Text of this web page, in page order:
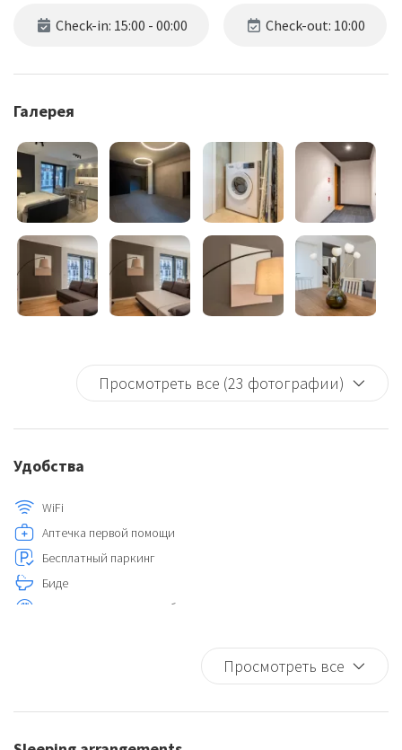
Check-in: 15:00 - 00:00 Check-out: 10:00
Галерея
Просмотреть все (23 фотографии)
Удобства
WiFi
Аптечка первой помощи
Бесплатный паркинг
Биде
Блюда и столовое серебро
Детектор дыма
Просмотреть все